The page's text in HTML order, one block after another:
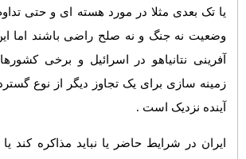
یا تک بعدی مثلا در مورد هسته ای و حتی
وضعیت نه جنگ و نه صلح راضی باشند اما
آفرینی نتانیاهو در اسرائیل و برخی
زمینه سازی برای یک تجاوز دیگر از نوع
آینده نزدیک است .
ایران در شرایط حاضر یا نباید مذاکره کند